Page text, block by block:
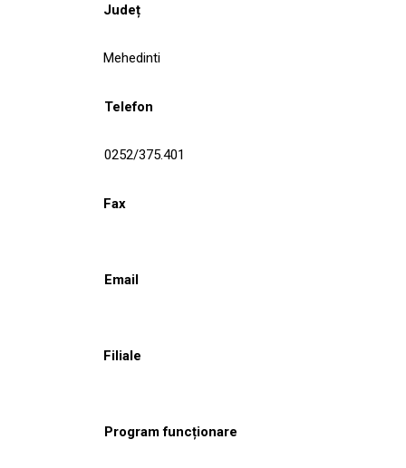
Județ
Mehedinti
Telefon
0252/375.401
Fax
Email
Filiale
Program funcționare